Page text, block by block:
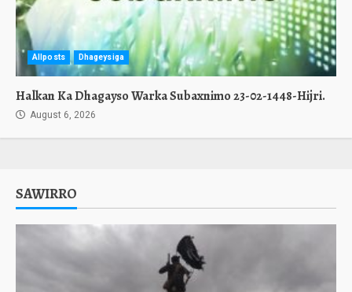
Allposts Dhageysiga
Halkan Ka Dhagayso Warka Subaxnimo 23-02-1448-Hijri.
August 6, 2026
SAWIRRO